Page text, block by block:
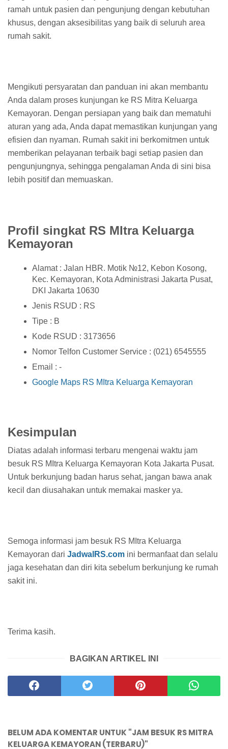
ramah untuk pasien dan pengunjung dengan kebutuhan
khusus, dengan aksesibilitas yang baik di seluruh area
rumah sakit.
Mengikuti persyaratan dan panduan ini akan membantu
Anda dalam proses kunjungan ke RS Mitra Keluarga
Kemayoran. Dengan persiapan yang baik dan mematuhi
aturan yang ada, Anda dapat memastikan kunjungan yang
efisien dan nyaman. Rumah sakit ini berkomitmen untuk
memberikan pelayanan terbaik bagi setiap pasien dan
pengunjungnya, sehingga pengalaman Anda di sini bisa
lebih positif dan memuaskan.
Profil singkat RS MItra Keluarga
Kemayoran
Alamat : Jalan HBR. Motik №12, Kebon Kosong,
Kec. Kemayoran, Kota Administrasi Jakarta Pusat,
DKI Jakarta 10630
Jenis RSUD : RS
Tipe : B
Kode RSUD : 3173656
Nomor Telfon Customer Service : (021) 6545555
Email : -
Google Maps RS MItra Keluarga Kemayoran
Kesimpulan
Diatas adalah informasi terbaru mengenai waktu jam
besuk RS MItra Keluarga Kemayoran Kota Jakarta Pusat.
Untuk berkunjung badan harus sehat, jangan bawa anak
kecil dan diusahakan untuk memakai masker ya.
Semoga informasi jam besuk RS MItra Keluarga
Kemayoran dari JadwalRS.com ini bermanfaat dan selalu
jaga kesehatan dan diri kita sebelum berkunjung ke rumah
sakit ini.
Terima kasih.
BAGIKAN ARTIKEL INI
BELUM ADA KOMENTAR UNTUK "JAM BESUK RS MITRA
KELUARGA KEMAYORAN (TERBARU)"